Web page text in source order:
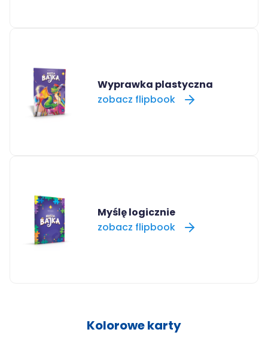
Wyprawka plastyczna
zobacz flipbook
Myślę logicznie
zobacz flipbook
Kolorowe karty